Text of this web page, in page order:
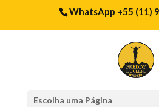
WhatsApp +55 (11)
Escolha uma Página